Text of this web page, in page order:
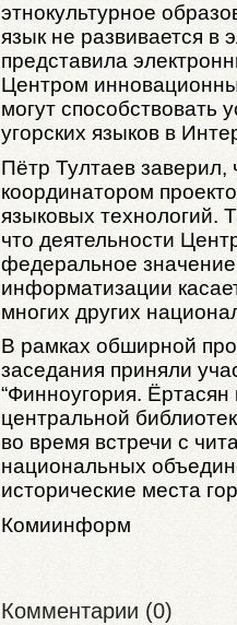
этнокультурное
язык не развивается в
представила
Центром
могут
угорских языков в
Пётр Тултаев
координатором
языковых технологий.
что деятельности
федеральное
информатизации
многих других
В рамках обширной
заседания приняли
“Финноугория.
центральной
во время встречи с
национальных
исторические места
Комиинформ
Комментарии (0)